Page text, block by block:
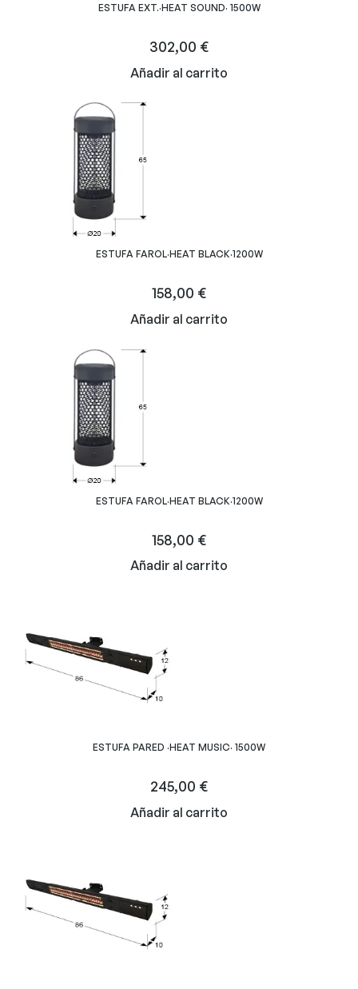
ESTUFA EXT.·HEAT SOUND· 1500W
302,00 €
Añadir al carrito
ESTUFA FAROL·HEAT BLACK·1200W
158,00 €
Añadir al carrito
ESTUFA FAROL·HEAT BLACK·1200W
158,00 €
Añadir al carrito
ESTUFA PARED ·HEAT MUSIC· 1500W
245,00 €
Añadir al carrito